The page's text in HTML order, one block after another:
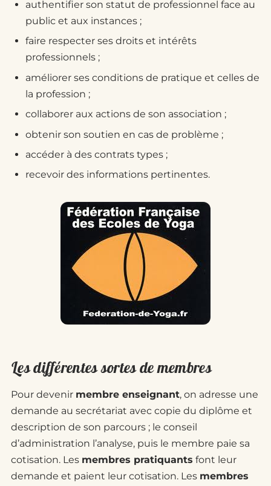
authentifier son statut de professionnel face au
public et aux instances ;
faire respecter ses droits et intérêts
professionnels ;
améliorer ses conditions de pratique et celles de
la profession ;
collaborer aux actions de son association ;
obtenir son soutien en cas de problème ;
accéder à des contrats types ;
recevoir des informations pertinentes.
Les différentes sortes de membres
Pour devenir membre enseignant, on adresse une
demande au secrétariat avec copie du diplôme et
description de son parcours ; le conseil
d’administration l’analyse, puis le membre paie sa
cotisation. Les membres pratiquants font leur
demande et paient leur cotisation. Les membres